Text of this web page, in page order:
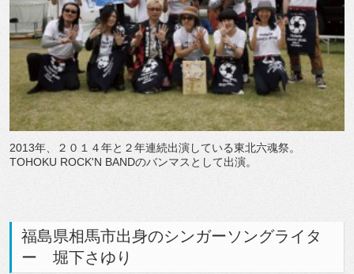
2013年、２０１４年と２年連続出演している東北六魂祭。
TOHOKU ROCK'N BANDのバンマスとして出演。
福島県相馬市出身のシンガーソングライタ
ー 堀下さゆり